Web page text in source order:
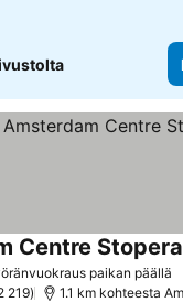
paikan päällä
Centre Stopera
219 1.1 km kohteesta